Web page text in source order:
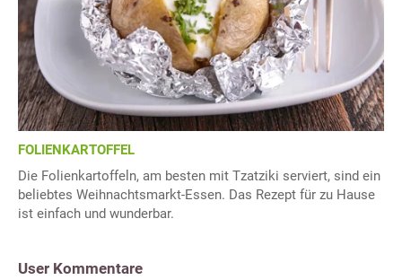
FOLIENKARTOFFEL
Die Folienkartoffeln, am besten mit Tzatziki serviert, sind ein
beliebtes Weihnachtsmarkt-Essen. Das Rezept für zu Hause
ist einfach und wunderbar.
User Kommentare